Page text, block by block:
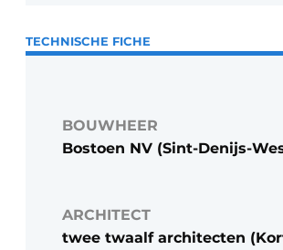
TECHNISCHE FICHE
BOUWHEER
Bostoen NV (Sint-Denijs-
ARCHITECT
twee twaalf architecten